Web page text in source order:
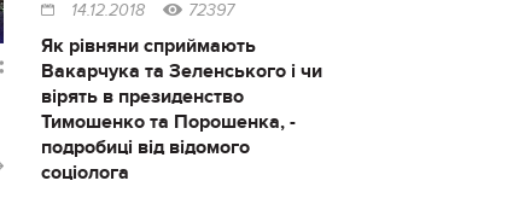
14.12.2018 72397
Як рівняни сприймають
Вакарчука та Зеленського і чи
вірять в президенство
Тимошенко та Порошенка, -
подробиці від відомого
соціолога